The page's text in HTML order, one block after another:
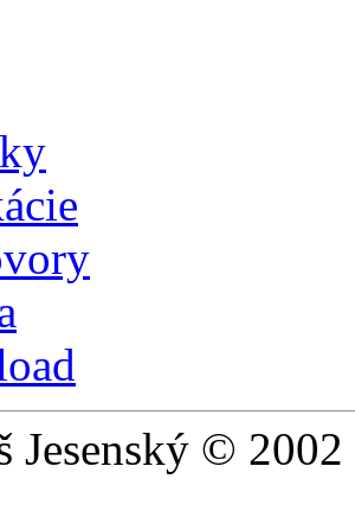
Jesenský ©